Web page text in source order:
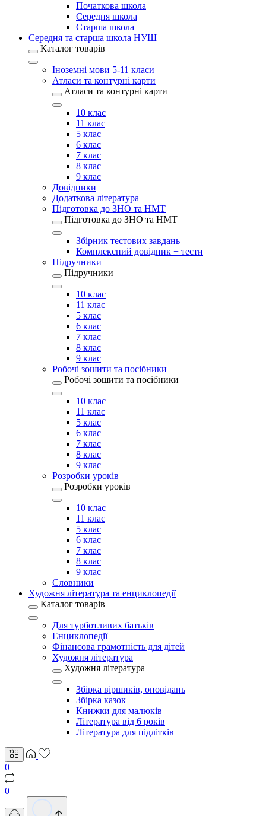
Початкова школа
Середня школа
Старша школа
Середня та старша школа НУШ
Каталог товарів
Іноземні мови 5-11 класи
Атласи та контурні карти
Атласи та контурні карти
10 клас
11 клас
5 клас
6 клас
7 клас
8 клас
9 клас
Довідники
Додаткова література
Підготовка до ЗНО та НМТ
Підготовка до ЗНО та НМТ
Збірник тестових завдань
Комплексний довідник + тести
Підручники
Підручники
10 клас
11 клас
5 клас
6 клас
7 клас
8 клас
9 клас
Робочі зошити та посібники
Робочі зошити та посібники
10 клас
11 клас
5 клас
6 клас
7 клас
8 клас
9 клас
Розробки уроків
Розробки уроків
10 клас
11 клас
5 клас
6 клас
7 клас
8 клас
9 клас
Словники
Художня література та енциклопедії
Каталог товарів
Для турботливих батьків
Енциклопедії
Фінансова грамотність для дітей
Художня література
Художня література
Збірка віршиків, оповідань
Збірка казок
Книжки для малюків
Література від 6 років
Література для підлітків
0
0